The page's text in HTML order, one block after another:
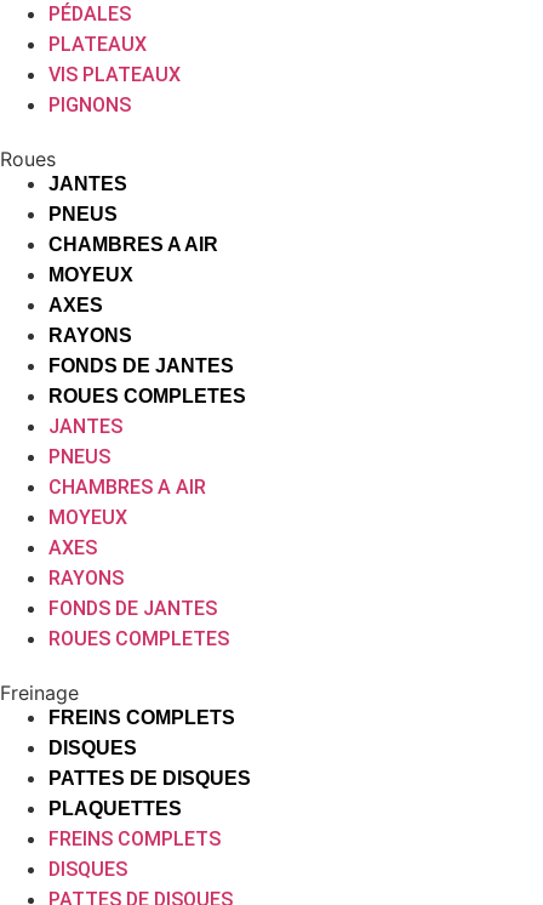
PÉDALES
PLATEAUX
VIS PLATEAUX
PIGNONS
Roues
JANTES
PNEUS
CHAMBRES A AIR
MOYEUX
AXES
RAYONS
FONDS DE JANTES
ROUES COMPLETES
JANTES
PNEUS
CHAMBRES A AIR
MOYEUX
AXES
RAYONS
FONDS DE JANTES
ROUES COMPLETES
Freinage
FREINS COMPLETS
DISQUES
PATTES DE DISQUES
PLAQUETTES
FREINS COMPLETS
DISQUES
PATTES DE DISQUES